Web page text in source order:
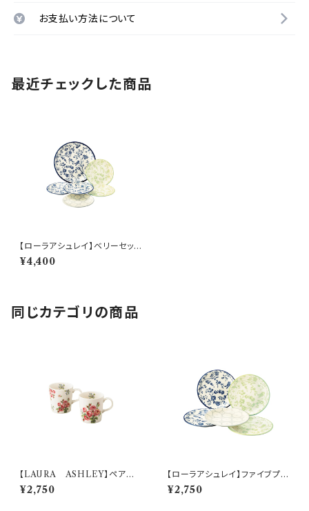
お支払い方法について
最近チェックした商品
【ローラアシュレイ】ベリーセット
【LA110】LA110-52
¥4,400
同じカテゴリの商品
【LAURA ASHLEY】ペアマ
グセット【LA40】LA40-13
¥2,750
【ローラアシュレイ】ファイブプレ
ートセット【LA110】LA110-57
¥2,750